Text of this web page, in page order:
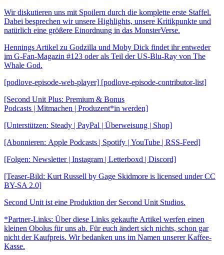
Wir diskutieren uns mit Spoilern durch die komplette erste Staffel.
Dabei besprechen wir unsere Highlights, unsere Kritikpunkte und
natürlich eine größere Einordnung in das MonsterVerse.
Hennings Artikel zu Godzilla und Moby Dick findet ihr entweder
im G-Fan-Magazin #123 oder als Teil der US-Blu-Ray von The
Whale God.
[podlove-episode-web-player] [podlove-episode-contributor-list]
[Second Unit Plus: Premium & Bonus
Podcasts | Mitmachen | Produzent*in werden]
[Unterstützen: Steady | PayPal | Überweisung | Shop]
[Abonnieren: Apple Podcasts | Spotify | YouTube | RSS-Feed]
[Folgen: Newsletter | Instagram | Letterboxd | Discord]
[Teaser-Bild: Kurt Russell by Gage Skidmore is licensed under CC
BY-SA 2.0]
Second Unit ist eine Produktion der Second Unit Studios.
*Partner-Links: Über diese Links gekaufte Artikel werfen einen
kleinen Obolus für uns ab. Für euch ändert sich nichts, schon gar
nicht der Kaufpreis. Wir bedanken uns im Namen unserer Kaffee-
Kasse.